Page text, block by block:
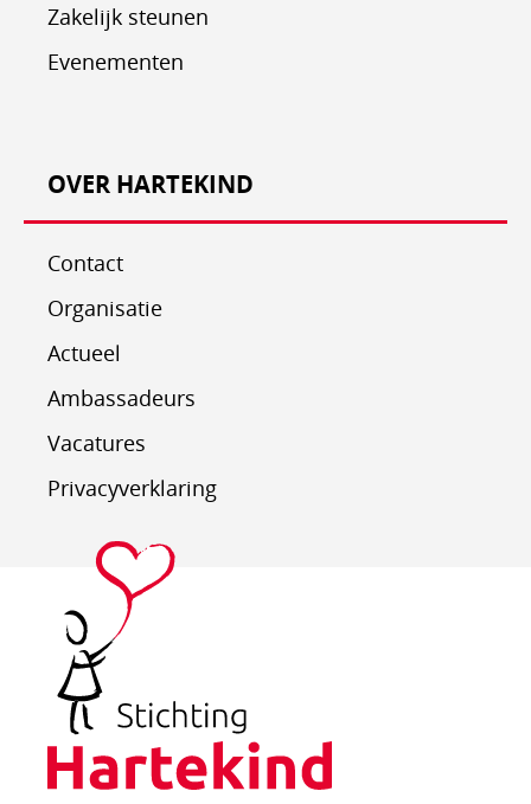
Zakelijk steunen
Evenementen
OVER HARTEKIND
Contact
Organisatie
Actueel
Ambassadeurs
Vacatures
Privacyverklaring